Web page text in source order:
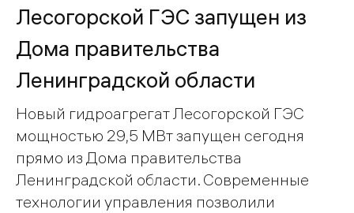
Лесогорской ГЭС запущен из
Дома правительства
Ленинградской области
Новый гидроагрегат Лесогорской ГЭС
мощностью 29,5 МВт запущен сегодня
прямо из Дома правительства
Ленинградской области. Современные
технологии управления позволили